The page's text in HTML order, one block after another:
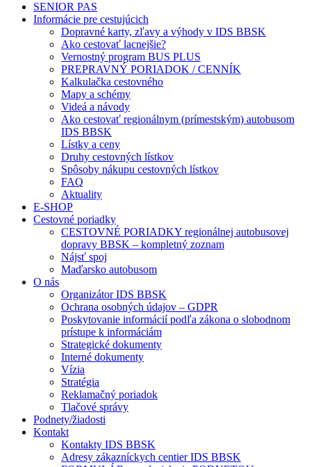
SENIOR PAS
Informácie pre cestujúcich
Dopravné karty, zľavy a výhody v IDS BBSK
Ako cestovať lacnejšie?
Vernostný program BUS PLUS
PREPRAVNÝ PORIADOK / CENNÍK
Kalkulačka cestovného
Mapy a schémy
Videá a návody
Ako cestovať regionálnym (prímestským) autobusom
IDS BBSK
Lístky a ceny
Druhy cestovných lístkov
Spôsoby nákupu cestovných lístkov
FAQ
Aktuality
E-SHOP
Cestovné poriadky
CESTOVNÉ PORIADKY regionálnej autobusovej
dopravy BBSK – kompletný zoznam
Nájsť spoj
Maďarsko autobusom
O nás
Organizátor IDS BBSK
Ochrana osobných údajov – GDPR
Poskytovanie informácií podľa zákona o slobodnom
prístupe k informáciám
Strategické dokumenty
Interné dokumenty
Vízia
Stratégia
Reklamačný poriadok
Tlačové správy
Podnety/žiadosti
Kontakt
Kontakty IDS BBSK
Adresy zákazníckych centier IDS BBSK